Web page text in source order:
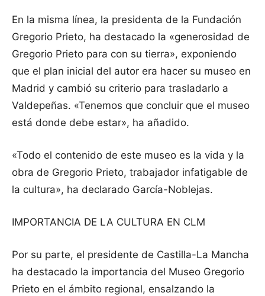
En la misma línea, la presidenta de la Fundación
Gregorio Prieto, ha destacado la «generosidad de
Gregorio Prieto para con su tierra», exponiendo
que el plan inicial del autor era hacer su museo en
Madrid y cambió su criterio para trasladarlo a
Valdepeñas. «Tenemos que concluir que el museo
está donde debe estar», ha añadido.
«Todo el contenido de este museo es la vida y la
obra de Gregorio Prieto, trabajador infatigable de
la cultura», ha declarado García-Noblejas.
IMPORTANCIA DE LA CULTURA EN CLM
Por su parte, el presidente de Castilla-La Mancha
ha destacado la importancia del Museo Gregorio
Prieto en el ámbito regional, ensalzando la